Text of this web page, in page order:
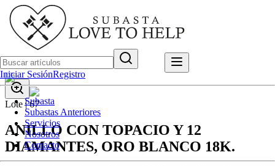
Iniciar SesiónRegistro
Subasta
Subastas Anteriores
Servicios
Nosotros
Contacto
Lote |67
ANILLO CON TOPACIO Y 12
DIAMANTES, ORO BLANCO 18K.